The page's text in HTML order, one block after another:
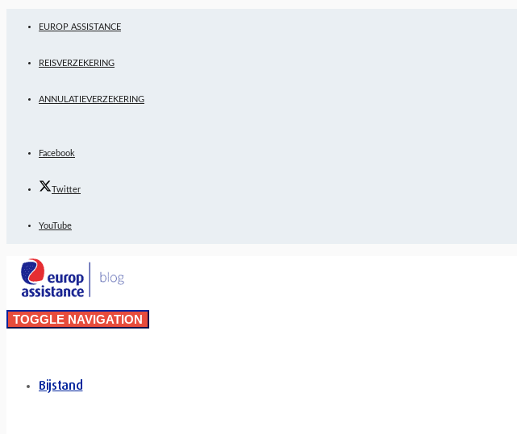
EUROP ASSISTANCE
REISVERZEKERING
ANNULATIEVERZEKERING
Facebook
Twitter
YouTube
TOGGLE NAVIGATION
Bijstand